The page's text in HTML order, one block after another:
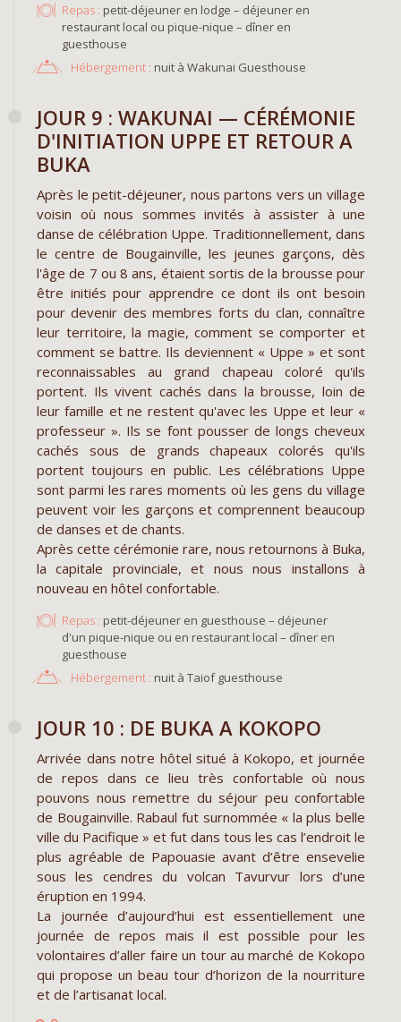
Repas : petit-déjeuner en lodge – déjeuner en
restaurant local ou pique-nique – dîner en
guesthouse
Hébergement : nuit à Wakunai Guesthouse
JOUR 9 : WAKUNAI — CÉRÉMONIE
D'INITIATION UPPE ET RETOUR A
BUKA
Après le petit-déjeuner, nous partons vers un village
voisin où nous sommes invités à assister à une
danse de célébration Uppe. Traditionnellement, dans
le centre de Bougainville, les jeunes garçons, dès
l'âge de 7 ou 8 ans, étaient sortis de la brousse pour
être initiés pour apprendre ce dont ils ont besoin
pour devenir des membres forts du clan, connaître
leur territoire, la magie, comment se comporter et
comment se battre. Ils deviennent « Uppe » et sont
reconnaissables au grand chapeau coloré qu'ils
portent. Ils vivent cachés dans la brousse, loin de
leur famille et ne restent qu'avec les Uppe et leur «
professeur ». Ils se font pousser de longs cheveux
cachés sous de grands chapeaux colorés qu'ils
portent toujours en public. Les célébrations Uppe
sont parmi les rares moments où les gens du village
peuvent voir les garçons et comprennent beaucoup
de danses et de chants.
Après cette cérémonie rare, nous retournons à Buka,
la capitale provinciale, et nous nous installons à
nouveau en hôtel confortable.
Repas : petit-déjeuner en guesthouse – déjeuner
d'un pique-nique ou en restaurant local – dîner en
guesthouse
Hébergement : nuit à Taiof guesthouse
​JOUR 10 : DE BUKA A KOKOPO
Arrivée dans notre hôtel situé à Kokopo, et journée
de repos dans ce lieu très confortable où nous
pouvons nous remettre du séjour peu confortable
de Bougainville. Rabaul fut surnommée « la plus belle
ville du Pacifique » et fut dans tous les cas l’endroit le
plus agréable de Papouasie avant d’être ensevelie
sous les cendres du volcan Tavurvur lors d’une
éruption en 1994.
La journée d’aujourd’hui est essentiellement une
journée de repos mais il est possible pour les
volontaires d’aller faire un tour au marché de Kokopo
qui propose un beau tour d’horizon de la nourriture
et de l’artisanat local.